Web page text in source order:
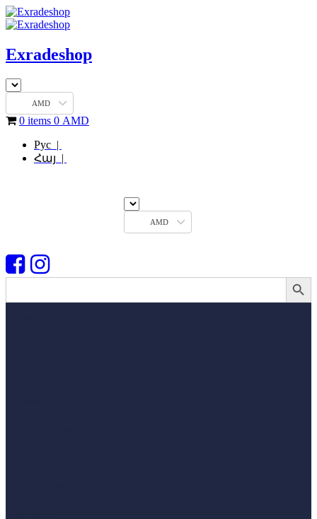
Exradeshop
AMD
0 items 0 AMD
Рус |
Հայ |
AMD
Search
Search Button